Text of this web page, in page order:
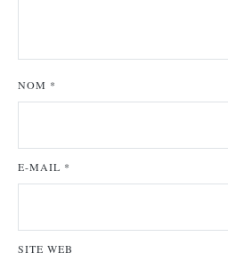
NOM *
E-MAIL *
SITE WEB